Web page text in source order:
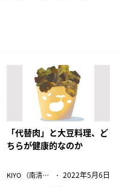
「代替肉」と大豆料理、ど
ちらが健康的なのか
KIYO （南清貴） 2022年5月6日